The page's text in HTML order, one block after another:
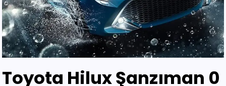
Toyota Hilux Şanzıman 0